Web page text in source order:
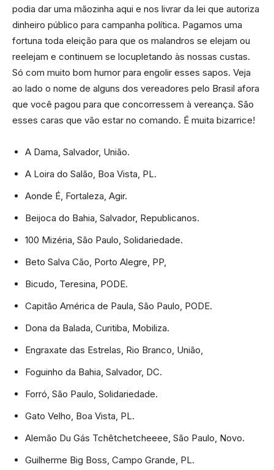
podia dar uma mãozinha aqui e nos livrar da lei que autoriza
dinheiro público para campanha política. Pagamos uma
fortuna toda eleição para que os malandros se elejam ou
reelejam e continuem se locupletando às nossas custas.
Só com muito bom humor para engolir esses sapos. Veja
ao lado o nome de alguns dos vereadores pelo Brasil afora
que você pagou para que concorressem à vereança. São
esses caras que vão estar no comando. É muita bizarrice!
A Dama, Salvador, União.
A Loira do Salão, Boa Vista, PL.
Aonde É, Fortaleza, Agir.
Beijoca do Bahia, Salvador, Republicanos.
100 Mizéria, São Paulo, Solidariedade.
Beto Salva Cão, Porto Alegre, PP,
Bicudo, Teresina, PODE.
Capitão América de Paula, São Paulo, PODE.
Dona da Balada, Curitiba, Mobiliza.
Engraxate das Estrelas, Rio Branco, União,
Foguinho da Bahia, Salvador, DC.
Forró, São Paulo, Solidariedade.
Gato Velho, Boa Vista, PL.
Alemão Du Gás Tchêtchetcheeee, São Paulo, Novo.
Guilherme Big Boss, Campo Grande, PL.